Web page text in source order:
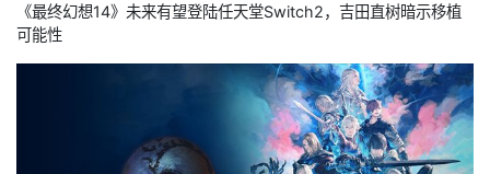
《最终幻想14》未来有望登陆任天堂Switch2，吉田直树暗示移植
可能性